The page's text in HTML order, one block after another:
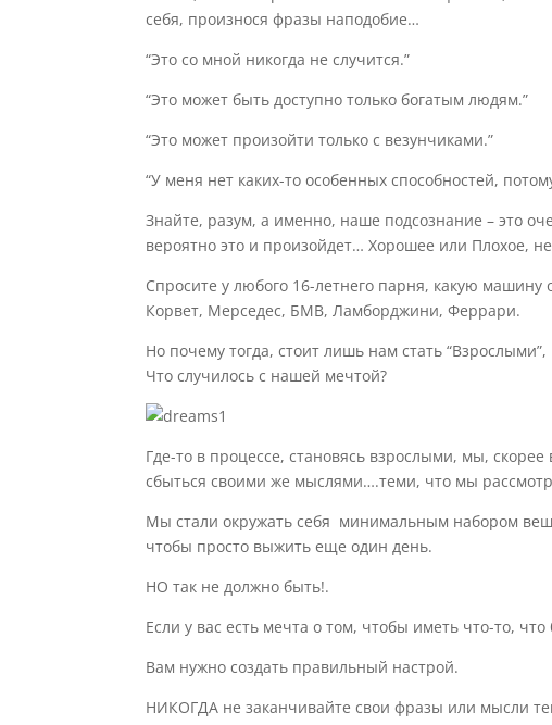
себя, произнося фразы наподобие…
“Это со мной никогда не случится.”
“Это может быть доступно только богатым людям.”
“Это может произойти только с везунчиками.”
“У меня нет каких-то особенных способностей,
Знайте, разум, а именно, наше подсознание – это
вероятно это и произойдет… Хорошее или Плохое,
Спросите у любого 16-летнего парня, какую машину
Корвет, Мерседес, БМВ, Ламборджини, Феррари.
Но почему тогда, стоит лишь нам стать
Что случилось с нашей мечтой?
Где-то в процессе, становясь взрослыми, мы,
сбыться своими же мыслями….теми, что мы
Мы стали окружать себя минимальным набором
чтобы просто выжить еще один день.
НО так не должно быть!.
Если у вас есть мечта о том, чтобы иметь что-то, что
Вам нужно создать правильный настрой.
НИКОГДА не заканчивайте свои фразы или мысли